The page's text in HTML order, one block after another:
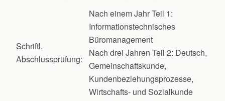
Schriftl.
Abschlussprüfung:
Nach einem Jahr Teil 1:
Informationstechnisches
Büromanagement
Nach drei Jahren Teil 2: Deutsch,
Gemeinschaftskunde,
Kundenbeziehungsprozesse,
Wirtschafts- und Sozialkunde